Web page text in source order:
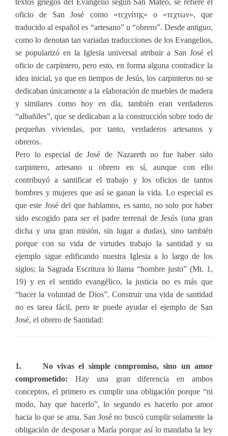
textos griegos del Evangelio según San Mateo, se refiere el
oficio de San José como «τεχνίτης» o «τεχτων», que
traducido al español es “artesano” u “obrero”. Desde antiguo,
como lo denotan tan variadas traducciones de los Evangelios,
se popularizó en la Iglesia universal atribuir a San José el
oficio de carpintero, pero esto, en forma alguna contradice la
idea inicial, ya que en tiempos de Jesús, los carpinteros no se
dedicaban únicamente a la elaboración de muebles de madera
y similares como hoy en día, también eran verdaderos
“albañiles”, que se dedicaban a la construcción sobre todo de
pequeñas viviendas, por tanto, verdaderos artesanos y
obreros.
Pero lo especial de José de Nazareth no fue haber sido
carpintero, artesano u obrero en sí, aunque con ello
contribuyó a santificar el trabajo y los oficios de tantos
hombres y mujeres que así se ganan la vida. Lo especial es
que este José del que hablamos, es santo, no solo por haber
sido escogido para ser el padre terrenal de Jesús (una gran
dicha y una gran misión, sin lugar a dudas), sino también
porque con su vida de virtudes trabajo la santidad y su
ejemplo sigue edificando nuestra Iglesia a lo largo de los
siglos; la Sagrada Escritura lo llama “hombre justo” (Mt. 1,
19) y en el sentido evangélico, la justicia no es más que
“hacer la voluntad de Dios”. Construir una vida de santidad
no es tarea fácil, pero te puede ayudar el ejemplo de San
José, el obrero de Santidad:
1. No vivas el simple compromiso, sino un amor
comprometido: Hay una gran diferencia en ambos
conceptos, el primero es cumplir una obligación porque “ni
modo, hay que hacerlo”, lo segundo es hacerlo por amor
hacia lo que se ama. San José no buscó cumplir solamente la
obligación de desposar a María porque así lo mandaba la ley